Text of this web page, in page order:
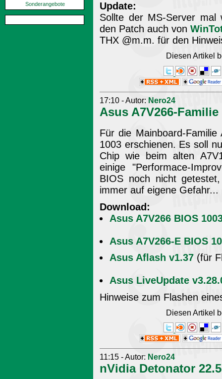
Sonderangebote
Update:
Sollte der MS-Server
den Patch auch von
THX @m.m. für den
Diesen Artikel
17:10 - Autor: Nero24
Asus A7V266-
Für die Mainboard-
1003 erschienen. Es soll
Chip wie beim alten
einige "Performace-
BIOS noch nicht
immer auf eigene Gefahr...
Download:
Asus A7V266 BIOS
Asus A7V266-E BIOS
Asus Aflash v1.37 (für
Asus LiveUpdate
Hinweise zum Flashen
Diesen Artikel
11:15 - Autor: Nero24
nVidia Detonator